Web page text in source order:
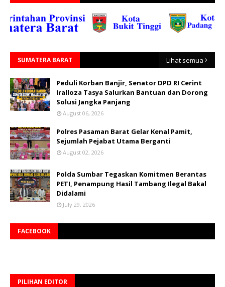
SUMATERA BARAT Lihat semua
Peduli Korban Banjir, Senator DPD RI Cerint
Iralloza Tasya Salurkan Bantuan dan Dorong
Solusi Jangka Panjang
August 06, 2026
Polres Pasaman Barat Gelar Kenal Pamit,
Sejumlah Pejabat Utama Berganti
August 02, 2026
Polda Sumbar Tegaskan Komitmen Berantas
PETI, Penampung Hasil Tambang Ilegal Bakal
Didalami
July 29, 2026
FACEBOOK
PILIHAN EDITOR